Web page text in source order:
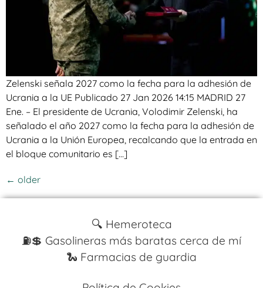
Zelenski señala 2027 como la fecha para la adhesión de
Ucrania a la UE Publicado 27 Jan 2026 14:15 MADRID 27
Ene. – El presidente de Ucrania, Volodimir Zelenski, ha
señalado el año 2027 como la fecha para la adhesión de
Ucrania a la Unión Europea, recalcando que la entrada en
el bloque comunitario es […]
← older
🔍 Hemeroteca
⛽️💲 Gasolineras más baratas cerca de mí
🐍 Farmacias de guardia